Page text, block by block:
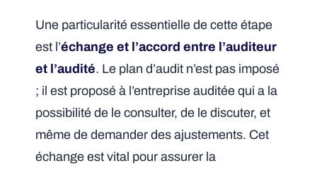
Une particularité essentielle de cette étape
est l’échange et l’accord entre l’auditeur
et l’audité. Le plan d’audit n’est pas imposé
; il est proposé à l’entreprise auditée qui a la
possibilité de le consulter, de le discuter, et
même de demander des ajustements. Cet
échange est vital pour assurer la